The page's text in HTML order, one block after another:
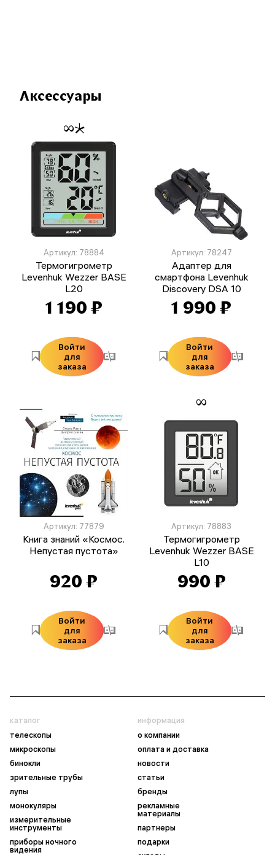
Аксессуары
Артикул: 78884
Термогигрометр
Levenhuk Wezzer BASE
L20
1 190 ₽
Войти
для
заказа
Артикул: 78247
Адаптер для
смартфона Levenhuk
Discovery DSA 10
1 990 ₽
Войти
для
заказа
Артикул: 77879
Книга знаний «Космос.
Непустая пустота»
920 ₽
Войти
для
заказа
Артикул: 78883
Термогигрометр
Levenhuk Wezzer BASE
L10
990 ₽
Войти
для
заказа
каталог
телескопы
микроскопы
бинокли
зрительные трубы
лупы
монокуляры
измерительные
инструменты
приборы ночного
видения
информация
о компании
оплата и доставка
новости
статьи
бренды
рекламные
материалы
партнеры
подарки